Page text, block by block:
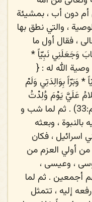
أم دون أب ، بمشيئة
، والتي نطق بها
، فقال أول ما
وَجَعَلَنِي نَبِيّاً *
الله له : {
* وَبَرّاً بِوَالِدَتِي وَلَمْ
عَلَيَّ يَوْمَ وُلِدْتُ
} (مريم:33) . ثم لما شب و
، وبعثه
اسرائيل ، فكان
أولي العزم من
، وعيسى ،
أجمعين . ثم لما
إليه ، تتمثل